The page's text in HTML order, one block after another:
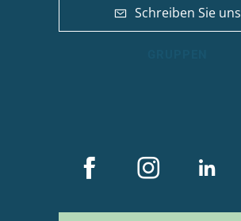
Schreiben Sie uns